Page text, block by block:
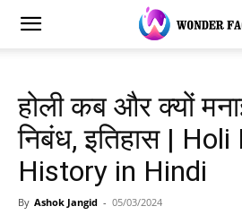
होली कब और क्यों
निबंध, इतिहास | Holi
History in Hindi
By Ashok Jangid - 05/03/2024